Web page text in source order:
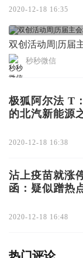
2020-12-18 16:35
双创活动周|历届
秒秒微信
极狐阿尔法 T
的北汽新能源
2020-12-18 16:38
沾上疫苗就涨
函：疑似蹭热
2020-12-18 16:48